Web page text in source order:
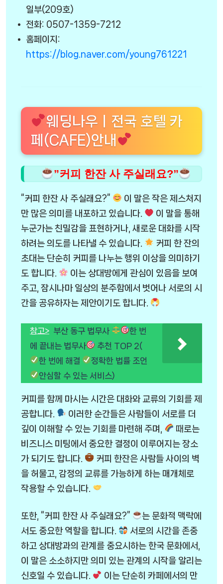
일부(209호)
전화: 0507-1359-7212
홈페이지:
https://blog.naver.com/young761221
웨딩나우ㅣ전국 호텔 카
페(CAFE)안내
”커피 한잔 사 주실래요?”
“커피 한잔 사 주실래요?”
이 말은 작은 제스처지
만 많은 의미를 내포하고 있습니다.
이 말을 통해
누군가는 친밀감을 표현하거나, 새로운 대화를 시작
하려는 의도를 나타낼 수 있습니다.
커피 한 잔의
초대는 단순히 커피를 나누는 행위 이상을 의미하기
도 합니다.
이는 상대방에게 관심이 있음을 보여
주고, 잠시나마 일상의 분주함에서 벗어나 서로의 시
간을 공유하자는 제안이기도 합니다.
참고> 부산 동구 법무사
한 번
에 끝내는 법무사
추천 TOP 2(
한 번에 해결
정확한 법률 조언
안심할 수 있는 서비스)
커피를 함께 마시는 시간은 대화와 교류의 기회를 제
공합니다.
이러한 순간들은 사람들이 서로를 더
깊이 이해할 수 있는 기회를 마련해 주며,
때로는
비즈니스 미팅에서 중요한 결정이 이루어지는 장소
가 되기도 합니다.
커피 한잔은 사람들 사이의 벽
을 허물고, 감정의 교류를 가능하게 하는 매개체로
작용할 수 있습니다.
또한, “커피 한잔 사 주실래요?”
는 문화적 맥락에
서도 중요한 역할을 합니다.
서로의 시간을 존중
하고 상대방과의 관계를 중요시하는 한국 문화에서,
이 말은 소소하지만 의미 있는 관계의 시작을 알리는
신호일 수 있습니다.
이는 단순히 카페에서의 만